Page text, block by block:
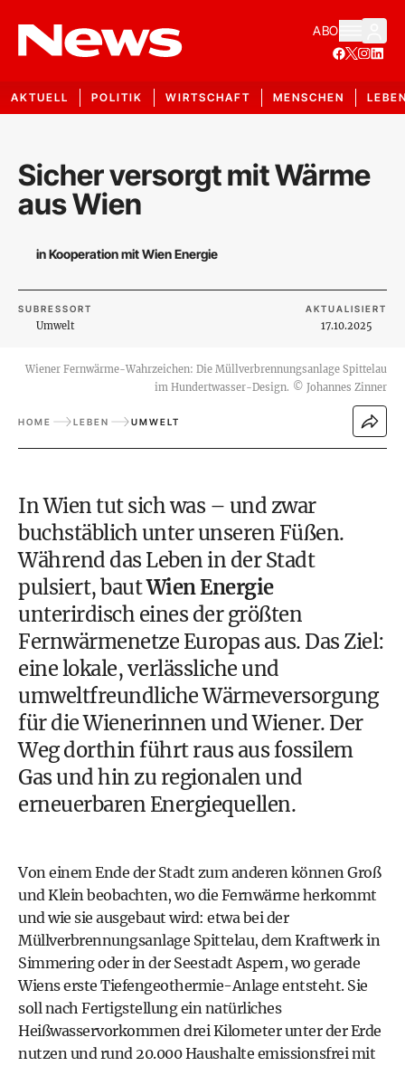
ABO
AKTUELL POLITIK WIRTSCHAFT MENSCHEN
Sicher versorgt mit Wärme
aus Wien
in Kooperation mit Wien Energie
SUBRESSORT
Umwelt
AKTUALISIERT
17.10.2025
Wiener Fernwärme-Wahrzeichen: Die Müllverbrennungsanlage Spittelau
im Hundertwasser-Design. © Johannes Zinner
HOME LEBEN UMWELT
In Wien tut sich was – und zwar
buchstäblich unter unseren Füßen.
Während das Leben in der Stadt
pulsiert, bautWien Energie
unterirdisch eines der größten
Fernwärmenetze Europas aus. Das Ziel:
eine lokale, verlässliche und
umweltfreundliche Wärmeversorgung
für die Wienerinnen und Wiener. Der
Weg dorthin führt raus aus fossilem
Gas und hin zu regionalen und
erneuerbaren Energiequellen.
Von einem Ende der Stadt zum anderen können Groß
und Klein beobachten, wo die Fernwärme herkommt
und wie sie ausgebaut wird: etwa bei der
Müllverbrennungsanlage Spittelau, dem Kraftwerk in
Simmering oder in der Seestadt Aspern, wo gerade
Wiens erste Tiefengeothermie-­Anlage entsteht. Sie
soll nach Fertigstellung ein natürliches
Heißwasservorkommen drei Kilometer unter der Erde
nutzen und rund 20.000 Haushalte emissionsfrei mit